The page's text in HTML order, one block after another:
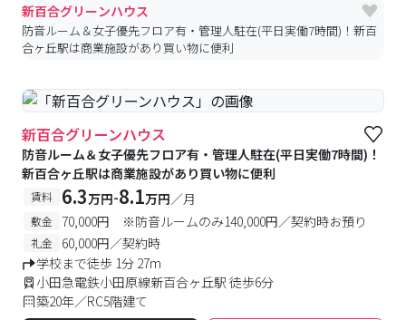
新百合グリーンハウス
防音ルーム＆女子優先フロア有・管理人駐在(平日実働7時間)！新百
合ヶ丘駅は商業施設があり買い物に便利
新百合グリーンハウス
防音ルーム＆女子優先フロア有・管理人駐在(平日実働7時間)！
新百合ヶ丘駅は商業施設があり買い物に便利
賃料 6.3万円-8.1万円／月
敷金 70,000円 ※防音ルームのみ140,000円／契約時お預り
礼金
60,000円／契約時
学校まで徒歩 1分 27m
小田急電鉄小田原線新百合ヶ丘駅 徒歩6分
築20年／RC5階建て